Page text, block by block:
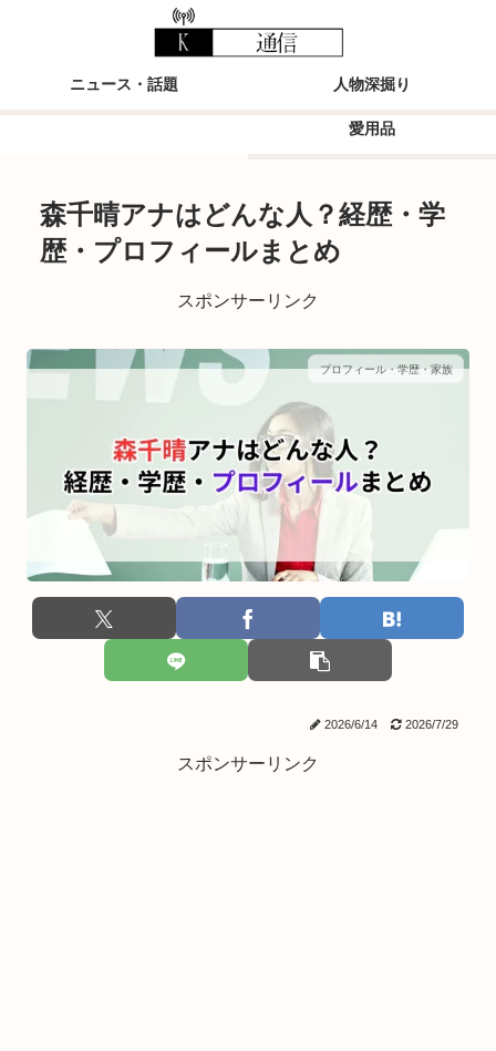
ニュース・話題 人物深掘り
愛用品
森千晴アナはどんな人？経歴・学
歴・プロフィールまとめ
スポンサーリンク
プロフィール・学歴・家族
2026/6/14 2026/7/29
スポンサーリンク